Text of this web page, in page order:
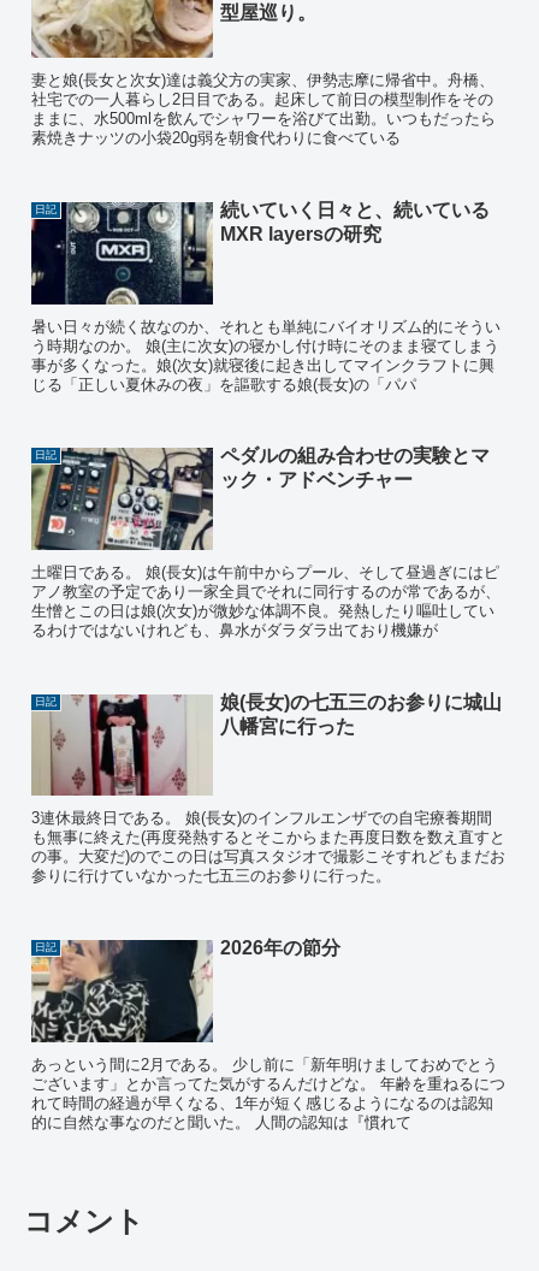
型屋巡り。
妻と娘(長女と次女)達は義父方の実家、伊勢志摩に帰省中。舟橋、
社宅での一人暮らし2日目である。起床して前日の模型制作をその
ままに、水500mlを飲んでシャワーを浴びて出勤。いつもだったら
素焼きナッツの小袋20g弱を朝食代わりに食べている
日記
続いていく日々と、続いている
MXR layersの研究
暑い日々が続く故なのか、それとも単純にバイオリズム的にそうい
う時期なのか。 娘(主に次女)の寝かし付け時にそのまま寝てしまう
事が多くなった。娘(次女)就寝後に起き出してマインクラフトに興
じる「正しい夏休みの夜」を謳歌する娘(長女)の「パパ
日記
ペダルの組み合わせの実験とマ
ック・アドベンチャー
土曜日である。 娘(長女)は午前中からプール、そして昼過ぎにはピ
アノ教室の予定であり一家全員でそれに同行するのが常であるが、
生憎とこの日は娘(次女)が微妙な体調不良。発熱したり嘔吐してい
るわけではないけれども、鼻水がダラダラ出ており機嫌が
日記
娘(長女)の七五三のお参りに城山
八幡宮に行った
3連休最終日である。 娘(長女)のインフルエンザでの自宅療養期間
も無事に終えた(再度発熱するとそこからまた再度日数を数え直すと
の事。大変だ)のでこの日は写真スタジオで撮影こそすれどもまだお
参りに行けていなかった七五三のお参りに行った。
日記 2026年の節分
あっという間に2月である。 少し前に「新年明けましておめでとう
ございます」とか言ってた気がするんだけどな。 年齢を重ねるにつ
れて時間の経過が早くなる、1年が短く感じるようになるのは認知
的に自然な事なのだと聞いた。 人間の認知は『慣れて
コメント